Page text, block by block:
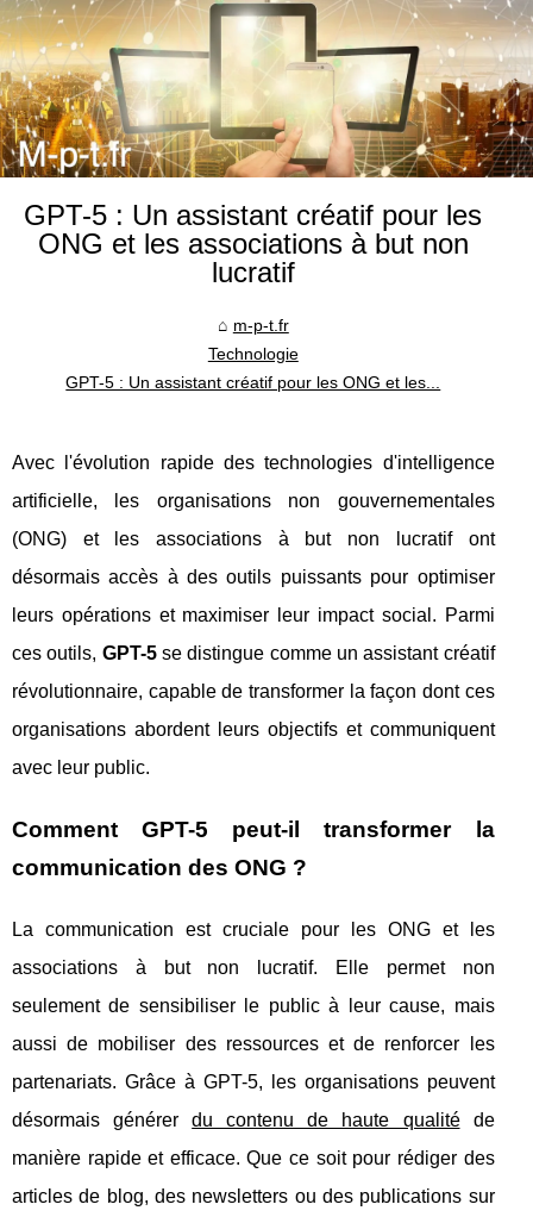
GPT-5 : Un assistant créatif pour les
ONG et les associations à but non
lucratif
m-p-t.fr
Technologie
GPT-5 : Un assistant créatif pour les ONG et les...
Avec l'évolution rapide des technologies d'intelligence
artificielle, les organisations non gouvernementales
(ONG) et les associations à but non lucratif ont
désormais accès à des outils puissants pour optimiser
leurs opérations et maximiser leur impact social. Parmi
ces outils, GPT-5se distingue comme un assistant créatif
révolutionnaire, capable de transformer la façon dont ces
organisations abordent leurs objectifs et communiquent
avec leur public.
Comment GPT-5 peut-il transformer la
communication des ONG ?
La communication est cruciale pour les ONG et les
associations à but non lucratif. Elle permet non
seulement de sensibiliser le public à leur cause, mais
aussi de mobiliser des ressources et de renforcer les
partenariats. Grâce à GPT-5, les organisations peuvent
désormais générerdu contenu de haute qualitéde
manière rapide et efficace. Que ce soit pour rédiger des
articles de blog, des newsletters ou des publications sur